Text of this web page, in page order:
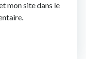
mon site dans le